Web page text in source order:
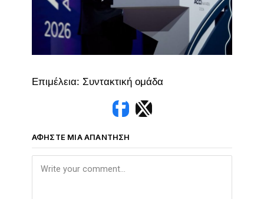
Επιμέλεια: Συντακτική ομάδα
ΑΦΉΣΤΕ ΜΙΑ ΑΠΆΝΤΗΣΗ